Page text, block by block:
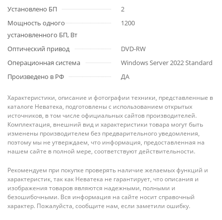
Установлено БП
2
Мощность одного
установленного БП, Вт
1200
Оптический привод
DVD-RW
Операционная система
Windows Server 2022 Standard
Произведено в РФ
ДА
Характеристики, описание и фотографии техники, представленные в
каталоге Неватека, подготовлены с использованием открытых
источников, в том числе официальных сайтов производителей.
Комплектация, внешний вид и характеристики товара могут быть
изменены производителем без предварительного уведомления,
поэтому мы не утверждаем, что информация, предоставленная на
нашем сайте в полной мере, соответствуют действительности.
Рекомендуем при покупке проверять наличие желаемых функций и
характеристик, так как Неватека не гарантирует, что описания и
изображения товаров являются надежными, полными и
безошибочными. Вся информация на сайте носит справочный
характер. Пожалуйста, сообщите нам, если заметили ошибку.